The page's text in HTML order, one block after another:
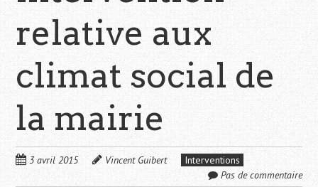
relative aux
climat social de
la mairie
3 avril 2015 Vincent Guibert
Interventions
Pas de commentaire